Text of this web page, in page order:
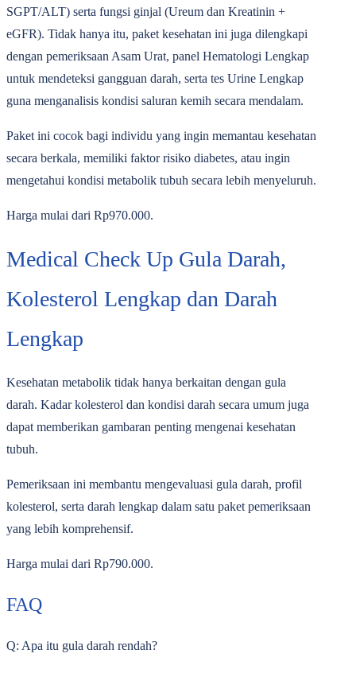
SGPT/ALT) serta fungsi ginjal (Ureum dan Kreatinin +
eGFR). Tidak hanya itu, paket kesehatan ini juga dilengkapi
dengan pemeriksaan Asam Urat, panel Hematologi Lengkap
untuk mendeteksi gangguan darah, serta tes Urine Lengkap
guna menganalisis kondisi saluran kemih secara mendalam.
Paket ini cocok bagi individu yang ingin memantau kesehatan
secara berkala, memiliki faktor risiko diabetes, atau ingin
mengetahui kondisi metabolik tubuh secara lebih menyeluruh.
Harga mulai dari Rp970.000.
Medical Check Up Gula Darah,
Kolesterol Lengkap dan Darah
Lengkap
Kesehatan metabolik tidak hanya berkaitan dengan gula
darah. Kadar kolesterol dan kondisi darah secara umum juga
dapat memberikan gambaran penting mengenai kesehatan
tubuh.
Pemeriksaan ini membantu mengevaluasi gula darah, profil
kolesterol, serta darah lengkap dalam satu paket pemeriksaan
yang lebih komprehensif.
Harga mulai dari Rp790.000.
FAQ
Q: Apa itu gula darah rendah?